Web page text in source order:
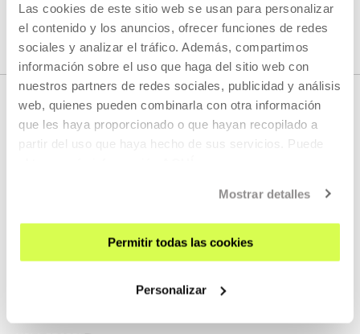
Las cookies de este sitio web se usan para personalizar
el contenido y los anuncios, ofrecer funciones de redes
sociales y analizar el tráfico. Además, compartimos
información sobre el uso que haga del sitio web con
nuestros partners de redes sociales, publicidad y análisis
web, quienes pueden combinarla con otra información
que les haya proporcionado o que hayan recopilado a
partir del uso que haya hecho de sus servicios. Puede
Mostrar detalles
Permitir todas las cookies
Personalizar
EMAN IZENA BULETINEAN